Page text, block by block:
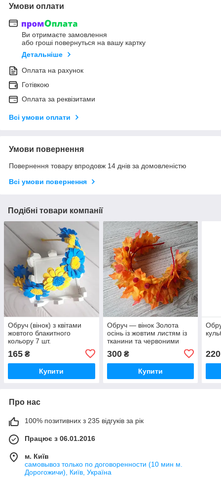
Умови оплати
Ви отримаєте замовлення
або гроші повернуться на вашу картку
Детальніше
Оплата на рахунок
Готівкою
Оплата за реквізитами
Всі умови оплати
Умови повернення
Повернення товару впродовж 14 днів за домовленістю
Всі умови повернення
Подібні товари компанії
Обруч (вінок) з квітами
жовтого блакитного
кольору 7 шт.
165 ₴
Купити
Обруч — вінок Золота
осінь із жовтим листям із
тканини та червоними
300₴
Купити
220
Про нас
100% позитивних з 235 відгуків за рік
Працює з 06.01.2016
м. Київ
самовывоз только по договоренности (10 мин м.
Дорогожичи), Київ, Україна